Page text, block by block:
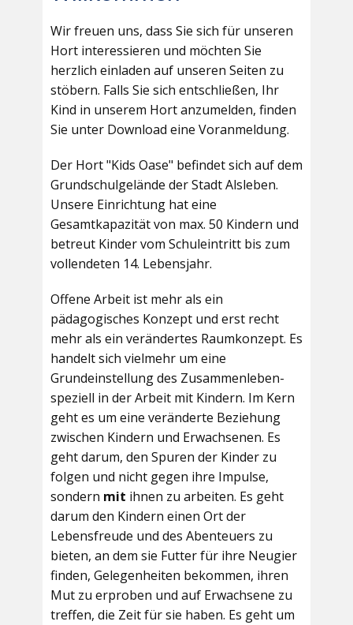
Wir freuen uns, dass Sie sich für unseren
Hort interessieren und möchten Sie
herzlich einladen auf unseren Seiten zu
stöbern. Falls Sie sich entschließen, Ihr
Kind in unserem Hort anzumelden, finden
Sie unter Download eine Voranmeldung.
Der Hort "Kids Oase" befindet sich auf dem
Grundschulgelände der Stadt Alsleben.
Unsere Einrichtung hat eine
Gesamtkapazität von max. 50 Kindern und
betreut Kinder vom Schuleintritt bis zum
vollendeten 14. Lebensjahr.
Offene Arbeit ist mehr als ein
pädagogisches Konzept und erst recht
mehr als ein verändertes Raumkonzept. Es
handelt sich vielmehr um eine
Grundeinstellung des Zusammenleben-
speziell in der Arbeit mit Kindern. Im Kern
geht es um eine veränderte Beziehung
zwischen Kindern und Erwachsenen. Es
geht darum, den Spuren der Kinder zu
folgen und nicht gegen ihre Impulse,
sondern mit ihnen zu arbeiten. Es geht
darum den Kindern einen Ort der
Lebensfreude und des Abenteuers zu
bieten, an dem sie Futter für ihre Neugier
finden, Gelegenheiten bekommen, ihren
Mut zu erproben und auf Erwachsene zu
treffen, die Zeit für sie haben. Es geht um